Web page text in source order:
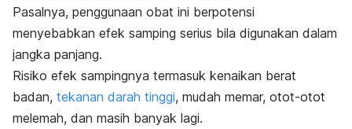
Pasalnya, penggunaan obat ini berpotensi
menyebabkan efek samping serius bila digunakan dalam
jangka panjang.
Risiko efek sampingnya termasuk kenaikan berat
badan, tekanan darah tinggi, mudah memar, otot-otot
melemah, dan masih banyak lagi.